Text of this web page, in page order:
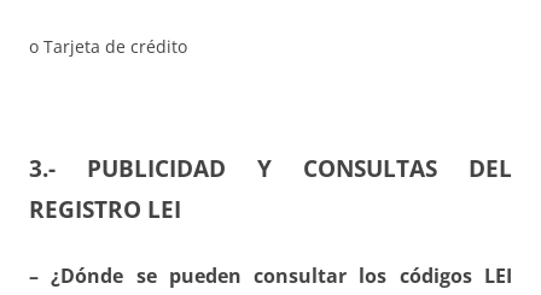
o Tarjeta de crédito
3.- PUBLICIDAD Y CONSULTAS DEL
REGISTRO LEI
– ¿Dónde se pueden consultar los códigos LEI